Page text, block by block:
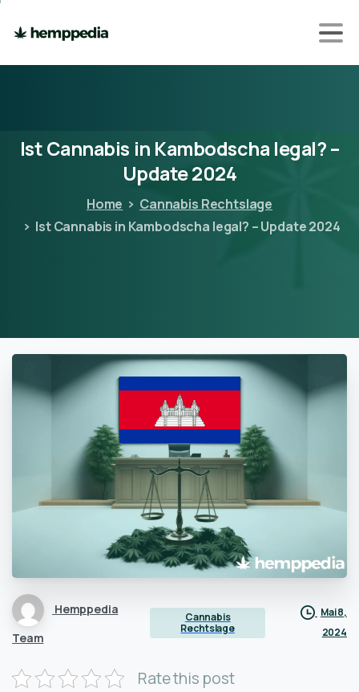
IstCannabis in Kambodscha legal?–
Update2024
Home
Cannabis Rechtslage
Ist Cannabis in Kambodscha legal? – Update 2024
Hemppedia
Team
Cannabis
Rechtslage
Mai 8,
2024
Rate this post